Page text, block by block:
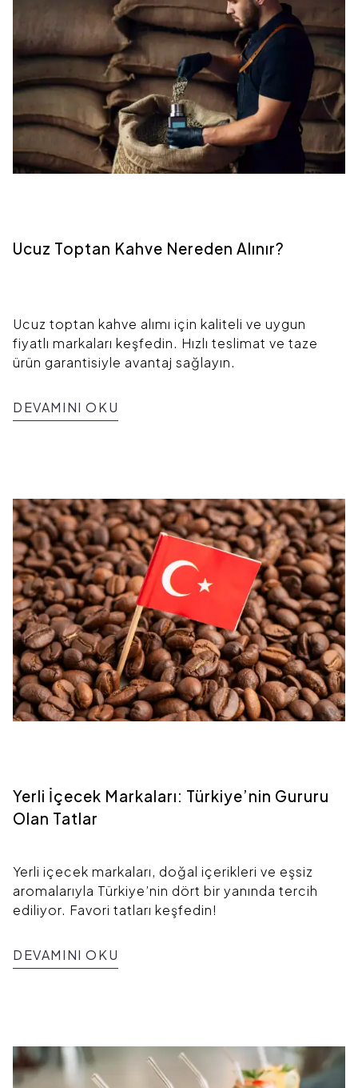
Ucuz Toptan Kahve Nereden Alınır?
Ucuz toptan kahve alımı için kaliteli ve uygun
fiyatlı markaları keşfedin. Hızlı teslimat ve taze
ürün garantisiyle avantaj sağlayın.
DEVAMINI OKU
Yerli İçecek Markaları: Türkiye’nin Gururu
Olan Tatlar
Yerli içecek markaları, doğal içerikleri ve eşsiz
aromalarıyla Türkiye’nin dört bir yanında tercih
ediliyor. Favori tatları keşfedin!
DEVAMINI OKU